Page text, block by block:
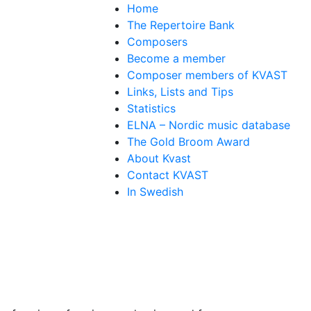
Home
The Repertoire Bank
Composers
Become a member
Composer members of KVAST
Links, Lists and Tips
Statistics
ELNA – Nordic music database
The Gold Broom Award
About Kvast
Contact KVAST
In Swedish